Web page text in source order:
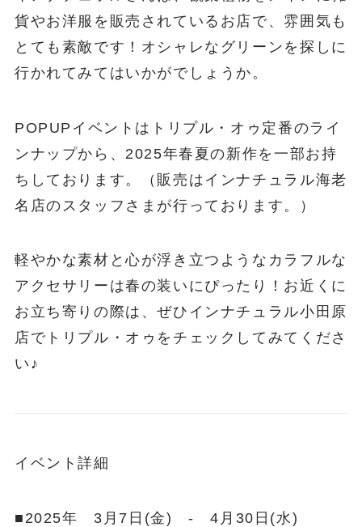
貨やお洋服を販売されているお店で、雰囲気も
とても素敵です！オシャレなグリーンを探しに
行かれてみてはいかがでしょうか。
POPUPイベントはトリプル・オゥ定番のライ
ンナップから、2025年春夏の新作を一部お持
ちしております。（販売はインナチュラル海老
名店のスタッフさまが行っております。）
軽やかな素材と心が浮き立つようなカラフルな
アクセサリーは春の装いにぴったり！お近くに
お立ち寄りの際は、ぜひインナチュラル小田原
店でトリプル・オゥをチェックしてみてくださ
い♪
イベント詳細
■2025年 3月7日(金) - 4月30日(水)